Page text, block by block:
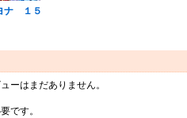
ナ １５
ーはまだありません。
です。